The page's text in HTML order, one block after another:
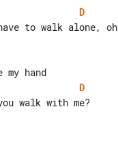
D
to walk alone, oh
D
walk with me?